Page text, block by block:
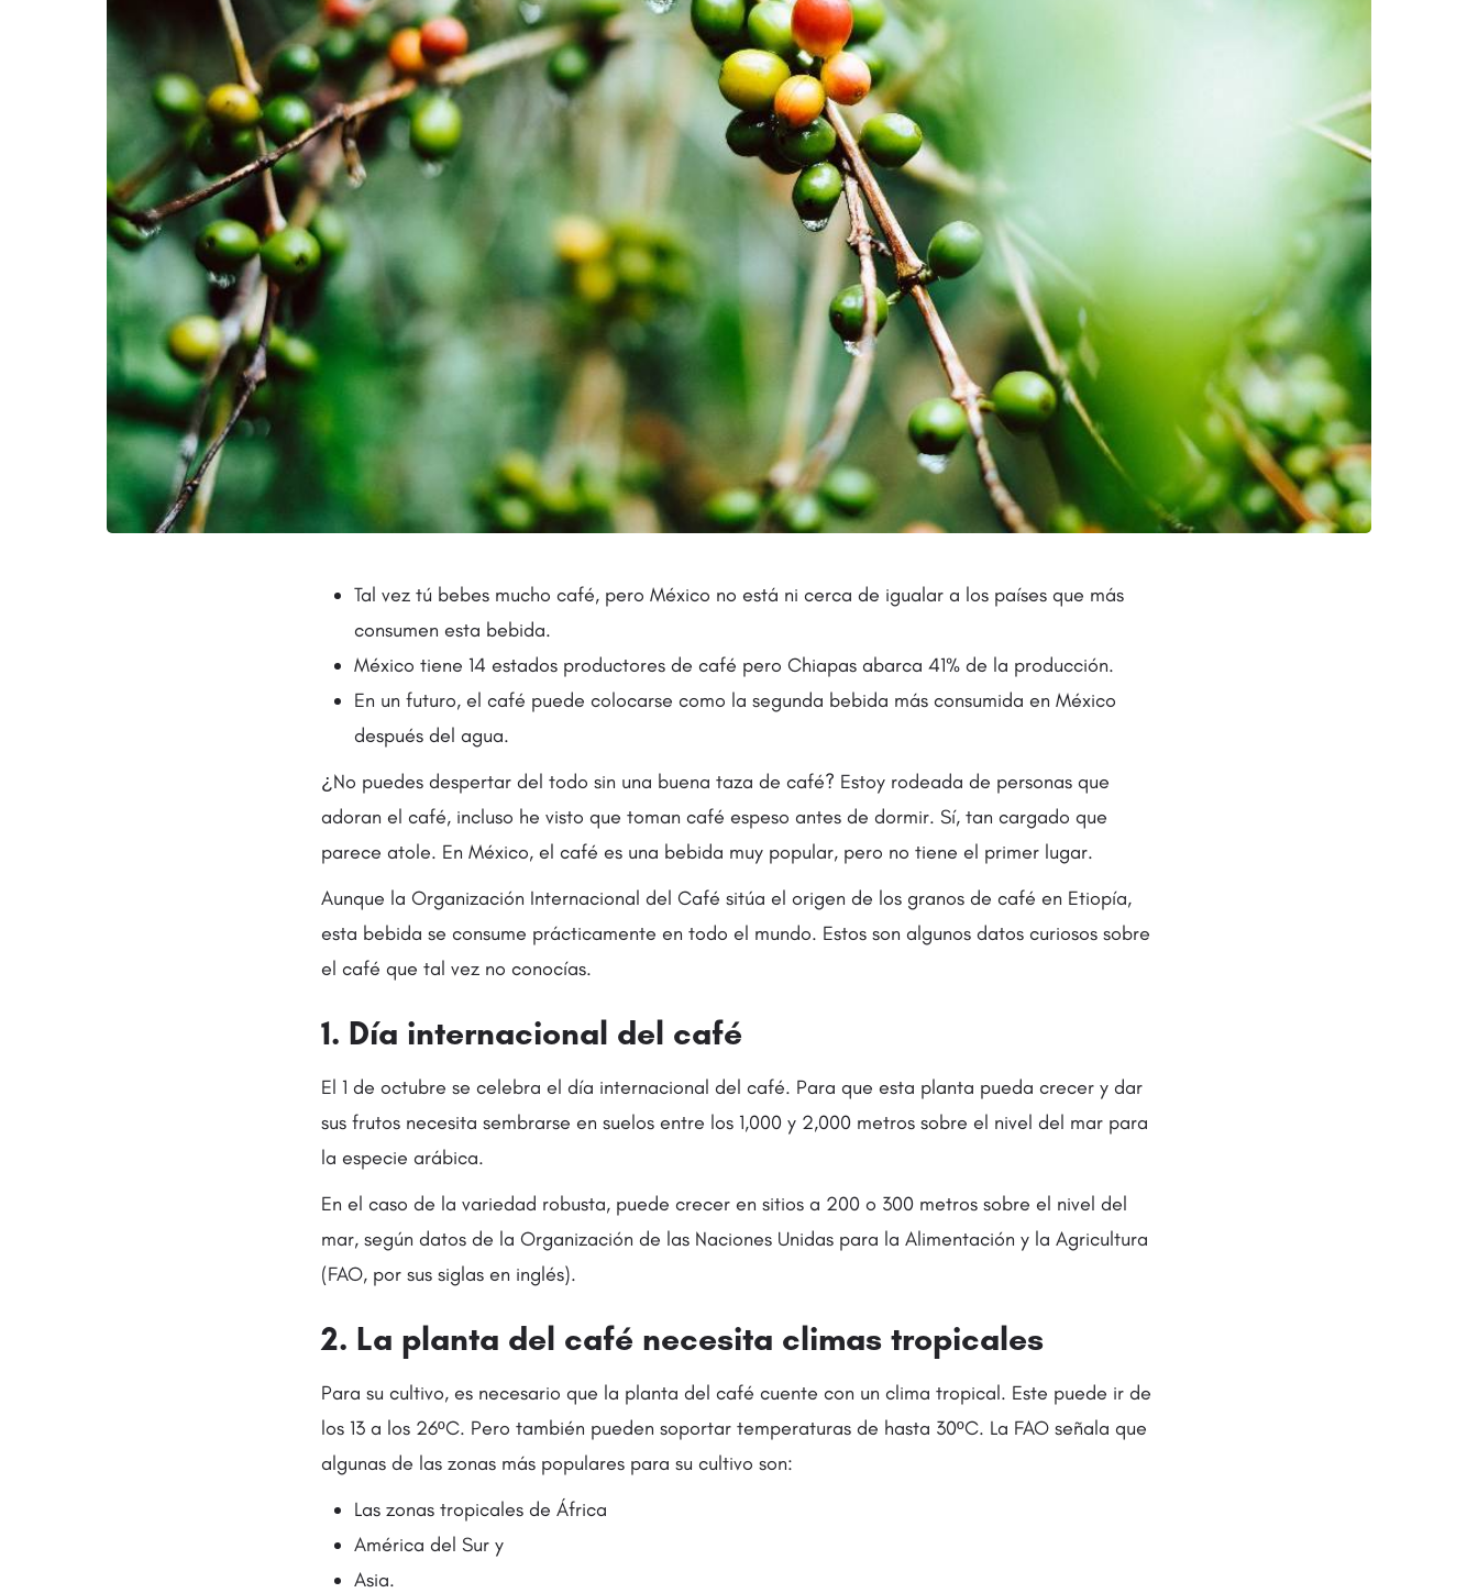
Tal vez tú bebes mucho café, pero México no está ni cerca de igualar a los países que más
consumen esta bebida.
México tiene 14 estados productores de café pero Chiapas abarca 41% de la producción.
En un futuro, el café puede colocarse como la segunda bebida más consumida en México
después del agua.
¿No puedes despertar del todo sin una buena taza de café? Estoy rodeada de personas que
adoran el café, incluso he visto que toman café espeso antes de dormir. Sí, tan cargado que
parece atole. En México, el café es una bebida muy popular, pero no tiene el primer lugar.
Aunque la Organización Internacional del Café sitúa el origen de los granos de café en Etiopía,
esta bebida se consume prácticamente en todo el mundo. Estos son algunos datos curiosos sobre
el café que tal vez no conocías.
1. Día internacional del café
El 1 de octubre se celebra el día internacional del café. Para que esta planta pueda crecer y dar
sus frutos necesita sembrarse en suelos entre los 1,000 y 2,000 metros sobre el nivel del mar para
la especie arábica.
En el caso de la variedad robusta, puede crecer en sitios a 200 o 300 metros sobre el nivel del
mar, según datos de la Organización de las Naciones Unidas para la Alimentación y la Agricultura
(FAO, por sus siglas en inglés).
2. La planta del café necesita climas tropicales
Para su cultivo, es necesario que la planta del café cuente con un clima tropical. Este puede ir de
los 13 a los 26ºC. Pero también pueden soportar temperaturas de hasta 30ºC. La FAO señala que
algunas de las zonas más populares para su cultivo son:
Las zonas tropicales de África
América del Sur y
Asia.